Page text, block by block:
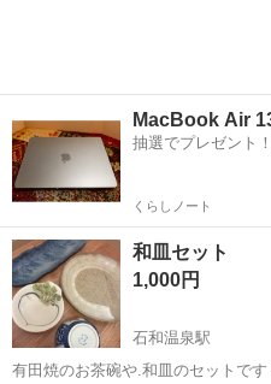
MacBook Air
抽選でプレゼント
くらしノート
和皿セット
1,000円
石和温泉駅
有田焼のお茶碗や.和皿のセットです！ 和食器を使わなくなった